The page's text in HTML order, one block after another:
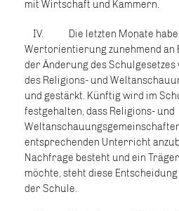
mit Wirtschaft und Kammern.
IV. Die letzten Monate haben
Wertorientierung zunehmend an
der Änderung des
des Religions- und
und gestärkt. Künftig wird im
festgehalten, dass Religions- und
entsprechenden Unterricht
Nachfrage besteht und ein
möchte, steht diese
der Schule.